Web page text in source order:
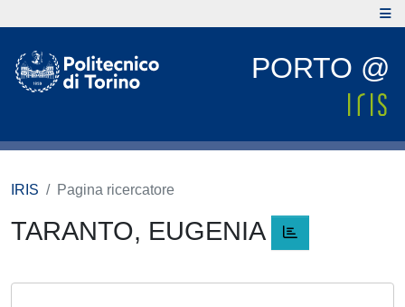
PORTO @
IRIS Pagina ricercatore
TARANTO, EUGENIA